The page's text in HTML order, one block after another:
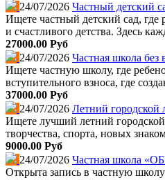
24/07/2026 Частный детский
Ищете частный детский сад,
и счастливого детства. Здесь
27000.00 Руб
24/07/2026 Частная школа без
Ищете частную школу, где
вступительного взноса, где
37000.00 Руб
24/07/2026 Летний городской
Ищете лучший летний
творчества, спорта, новых
9000.00 Руб
24/07/2026 Частная школа
Открыта запись в частную